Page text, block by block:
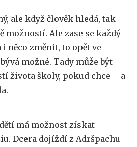
ale když člověk hledá, tak
možností. Ale zase se každý
něco změnit, to opět ve
možné. Tady může být
života školy, pokud chce – a
má možnost získat
Dcera dojíždí z Adršpachu